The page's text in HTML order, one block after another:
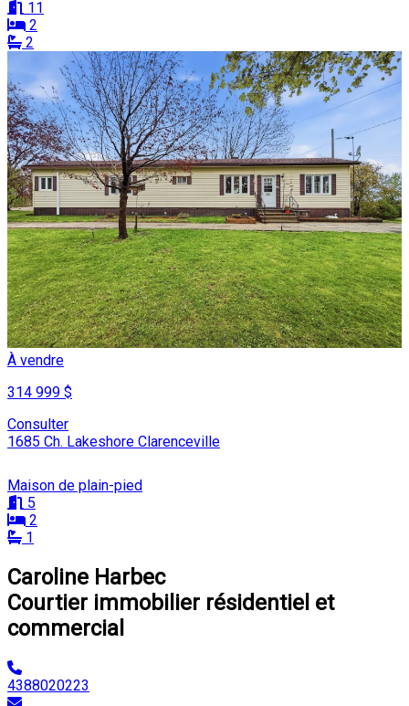
11
2
2
À vendre
314 999 $
Consulter
1685 Ch. Lakeshore Clarenceville
Maison de plain-pied
5
2
1
Caroline Harbec
Courtier immobilier résidentiel et
commercial
4388020223